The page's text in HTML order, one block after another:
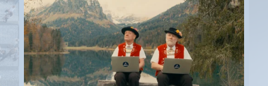
Anwil
Appenzell
Au SG
Baar
Baden